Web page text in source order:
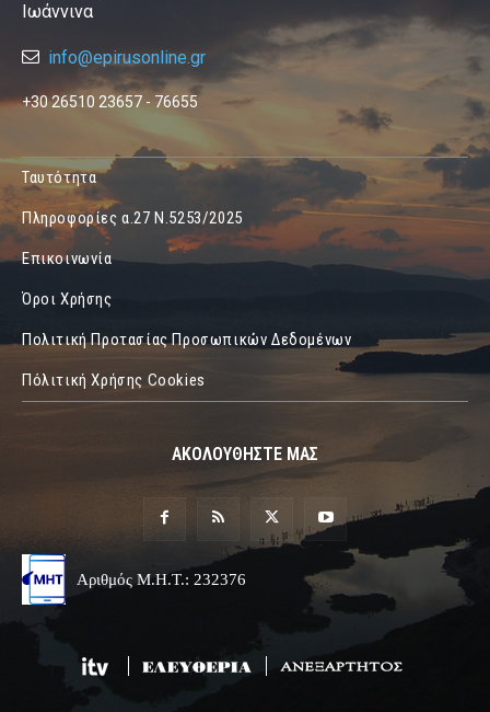
Ιωάννινα
info@epirusonline.gr
+30 26510 23657 - 76655
Ταυτότητα
Πληροφορίες α.27 Ν.5253/2025
Επικοινωνία
Όροι Χρήσης
Πολιτική Προτασίας Προσωπικών Δεδομένων
Πόλιτική Χρήσης Cookies
ΑΚΟΛΟΥΘΗΣΤΕ ΜΑΣ
Αριθμός Μ.Η.Τ.: 232376